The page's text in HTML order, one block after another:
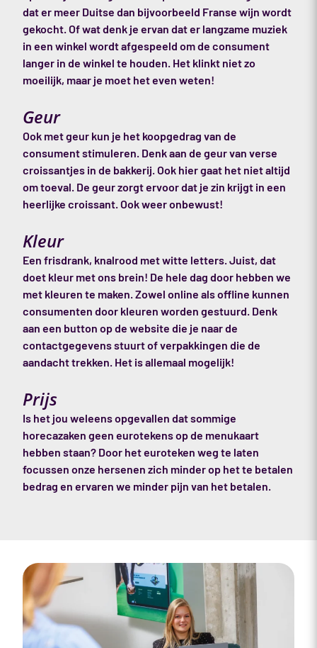
dat er meer Duitse dan bijvoorbeeld Franse wijn wordt
gekocht. Of wat denk je ervan dat er langzame muziek
in een winkel wordt afgespeeld om de consument
langer in de winkel te houden. Het klinkt niet zo
moeilijk, maar je moet het even weten!
Geur
Ook met geur kun je het koopgedrag van de
consument stimuleren. Denk aan de geur van verse
croissantjes in de bakkerij. Ook hier gaat het niet altijd
om toeval. De geur zorgt ervoor dat je zin krijgt in een
heerlijke croissant. Ook weer onbewust!
Kleur
Een frisdrank, knalrood met witte letters. Juist, dat
doet kleur met ons brein! De hele dag door hebben we
met kleuren te maken. Zowel online als offline kunnen
consumenten door kleuren worden gestuurd. Denk
aan een button op de website die je naar de
contactgegevens stuurt of verpakkingen die de
aandacht trekken. Het is allemaal mogelijk!
Prijs
Is het jou weleens opgevallen dat sommige
horecazaken geen eurotekens op de menukaart
hebben staan? Door het euroteken weg te laten
focussen onze hersenen zich minder op het te betalen
bedrag en ervaren we minder pijn van het betalen.